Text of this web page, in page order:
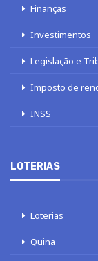
Finanças
Investimentos
Legislação e
Imposto de
INSS
LOTERIAS
Loterias
Quina